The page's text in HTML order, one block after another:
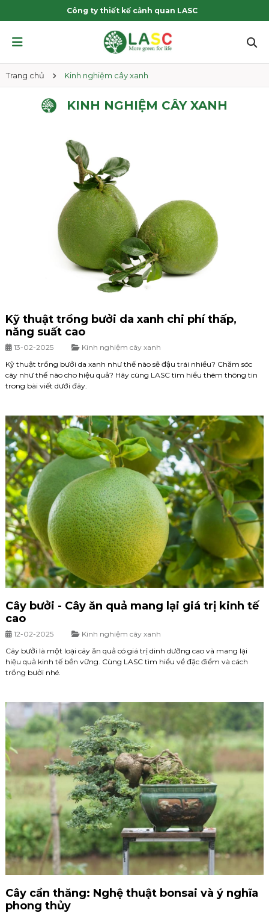
Công ty thiết kế cảnh quan LASC
Trang chủ Kinh nghiệm cây xanh
KINH NGHIỆM CÂY XANH
Kỹ thuật trồng bưởi da xanh chi phí thấp,
năng suất cao
13-02-2025
Kinh nghiệm cây xanh
Kỹ thuật trồng bưởi da xanh như thế nào sẽ đậu trái nhiều? Chăm sóc
cây như thế nào cho hiệu quả? Hãy cùng LASC tìm hiểu thêm thông tin
trong bài viết dưới đây.
Cây bưởi - Cây ăn quả mang lại giá trị kinh tế
cao
12-02-2025
Kinh nghiệm cây xanh
Cây bưởi là một loại cây ăn quả có giá trị dinh dưỡng cao và mang lại
hiệu quả kinh tế bền vững. Cùng LASC tìm hiểu về đặc điểm và cách
trồng bưởi nhé.
Cây cần thăng: Nghệ thuật bonsai và ý nghĩa
phong thủy